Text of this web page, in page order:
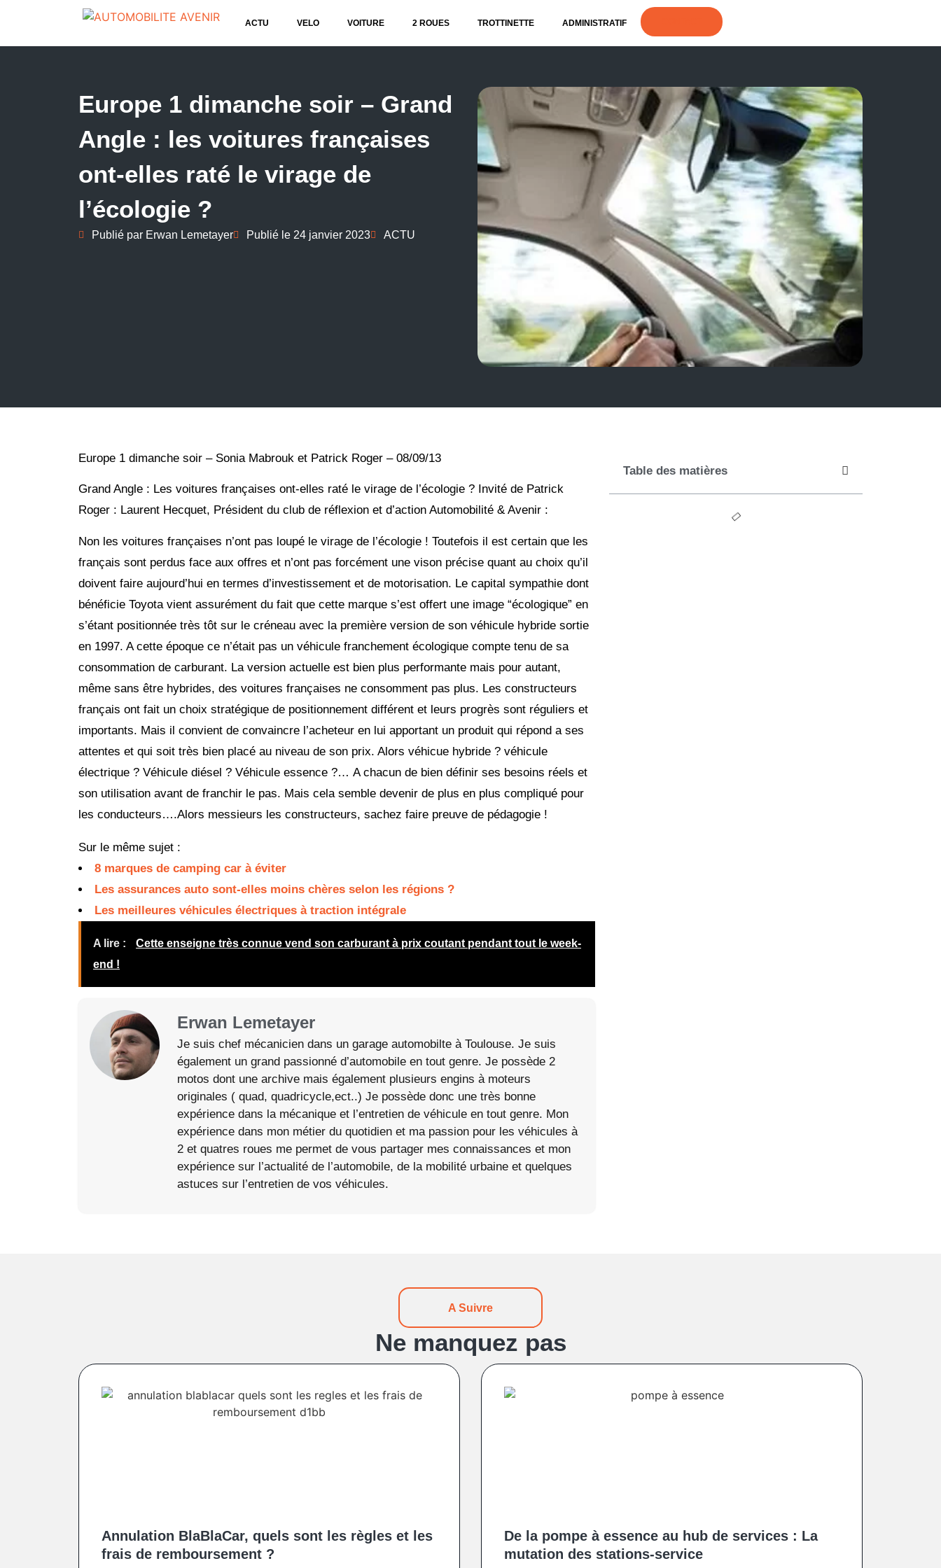
ACTU VELO VOITURE 2 ROUES TROTTINETTE ADMINISTRATIF
Europe 1 dimanche soir – Grand
Angle : les voitures françaises
ont-elles raté le virage de
l’écologie ?
Publié par Erwan Lemetayer Publié le 24 janvier 2023 ACTU
Europe 1 dimanche soir – Sonia Mabrouk et Patrick Roger – 08/09/13
Grand Angle : Les voitures françaises ont-elles raté le virage de l’écologie ? Invité de Patrick
Roger : Laurent Hecquet, Président du club de réflexion et d’action Automobilité & Avenir :
Non les voitures françaises n’ont pas loupé le virage de l’écologie ! Toutefois il est certain que les
français sont perdus face aux offres et n’ont pas forcément une vison précise quant au choix qu’il
doivent faire aujourd’hui en termes d’investissement et de motorisation. Le capital sympathie dont
bénéficie Toyota vient assurément du fait que cette marque s’est offert une image “écologique” en
s’étant positionnée très tôt sur le créneau avec la première version de son véhicule hybride sortie
en 1997. A cette époque ce n’était pas un véhicule franchement écologique compte tenu de sa
consommation de carburant. La version actuelle est bien plus performante mais pour autant,
même sans être hybrides, des voitures françaises ne consomment pas plus. Les constructeurs
français ont fait un choix stratégique de positionnement différent et leurs progrès sont réguliers et
importants. Mais il convient de convaincre l’acheteur en lui apportant un produit qui répond a ses
attentes et qui soit très bien placé au niveau de son prix. Alors véhicue hybride ? véhicule
électrique ? Véhicule diésel ? Véhicule essence ?… A chacun de bien définir ses besoins réels et
son utilisation avant de franchir le pas. Mais cela semble devenir de plus en plus compliqué pour
les conducteurs….Alors messieurs les constructeurs, sachez faire preuve de pédagogie !
Sur le même sujet :
8 marques de camping car à éviter
Les assurances auto sont-elles moins chères selon les régions ?
Les meilleures véhicules électriques à traction intégrale
A lire :
Cette enseigne très connue vend son carburant à prix coutant pendant tout le week-
end !
Erwan Lemetayer
Je suis chef mécanicien dans un garage automobilte à Toulouse. Je suis
également un grand passionné d’automobile en tout genre. Je possède 2
motos dont une archive mais également plusieurs engins à moteurs
originales ( quad, quadricycle,ect..) Je possède donc une très bonne
expérience dans la mécanique et l’entretien de véhicule en tout genre. Mon
expérience dans mon métier du quotidien et ma passion pour les véhicules à
2 et quatres roues me permet de vous partager mes connaissances et mon
expérience sur l’actualité de l’automobile, de la mobilité urbaine et quelques
astuces sur l’entretien de vos véhicules.
Table des matières
A Suivre
Ne manquez pas
Annulation BlaBlaCar, quels sont les règles et les
frais de remboursement ?
De la pompe à essence au hub de services : La
mutation des stations-service